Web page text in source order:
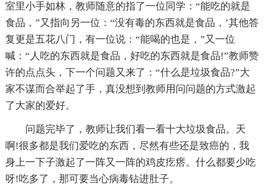
室里小手如林，教师随意的指了一位同学：“能吃的就是
食品，”又指向另一位：“没有毒的东西就是食品，’其他答
复更是五花八门，有一位说：“能喝的也是，”又一位
喊：“人吃的东西就是食品，好吃的东西就是食品!”教师赞
许的点点头，下一个问题又来了：“什么是垃圾食品?”大
家不谋而合举起了手，真没想到教师用问问题的方式激起
了大家的爱好。
问题完毕了，教师让我们看一看十大垃圾食品。天
啊!很多都是我们爱吃的东西，尽然有些还是致癌的，我
身上一下子激起了一阵又一阵的鸡皮疙瘩。什么都要少吃
呀!吃多了，那可要当心病毒钻进肚子。